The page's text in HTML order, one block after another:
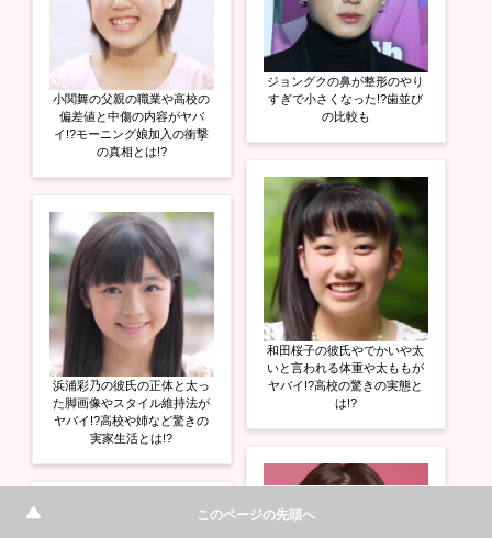
小関舞の父親の職業や高校の
偏差値と中傷の内容がヤバ
イ!?モーニング娘加入の衝撃
の真相とは!?
浜浦彩乃の彼氏の正体と太っ
た脚画像やスタイル維持法が
ヤバイ!?高校や姉など驚きの
実家生活とは!?
ジョングクの鼻が整形のやり
すぎで小さくなった!?歯並び
の比較も
和田桜子の彼氏やでかいや太
いと言われる体重や太ももが
ヤバイ!?高校の驚きの実態と
は!?
このページの先頭へ